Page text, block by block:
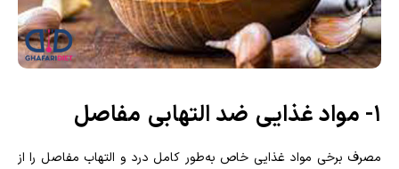
۱- مواد غذایی ضد التهابی مفاصل
مصرف برخی مواد غذایی خاص به‌طور کامل درد و التهاب مفاصل را از